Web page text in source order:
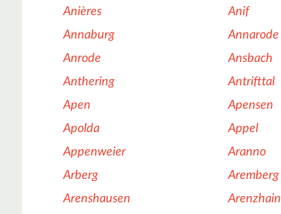
Anières
Anif
Annaburg
Annarode
Anrode
Ansbach
Anthering
Antrifttal
Apen
Apensen
Apolda
Appel
Appenweier
Aranno
Arberg
Aremberg
Arenshausen
Arenzhain